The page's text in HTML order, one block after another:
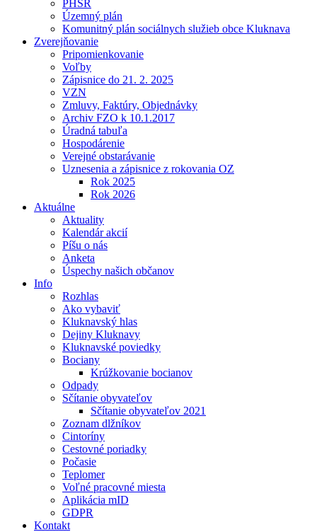
PHSR
Územný plán
Komunitný plán sociálnych služieb obce Kluknava
Zverejňovanie
Pripomienkovanie
Voľby
Zápisnice do 21. 2. 2025
VZN
Zmluvy, Faktúry, Objednávky
Archiv FZO k 10.1.2017
Úradná tabuľa
Hospodárenie
Verejné obstarávanie
Uznesenia a zápisnice z rokovania OZ
Rok 2025
Rok 2026
Aktuálne
Aktuality
Kalendár akcií
Píšu o nás
Anketa
Úspechy našich občanov
Info
Rozhlas
Ako vybaviť
Kluknavský hlas
Dejiny Kluknavy
Kluknavské poviedky
Bociany
Krúžkovanie bocianov
Odpady
Sčítanie obyvateľov
Sčítanie obyvateľov 2021
Zoznam dlžníkov
Cintoríny
Cestovné poriadky
Počasie
Teplomer
Voľné pracovné miesta
Aplikácia mID
GDPR
Kontakt